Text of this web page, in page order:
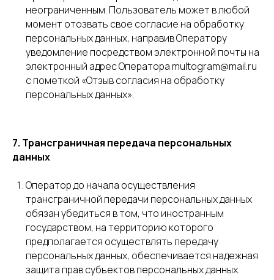
неограниченным. Пользователь может в любой
момент отозвать свое согласие на обработку
персональных данных, направив Оператору
уведомление посредством электронной почты на
электронный адрес Оператора multogram@mail.ru
с пометкой «Отзыв согласия на обработку
персональных данных».
7. Трансграничная передача персональных
данных
Оператор до начала осуществления
трансграничной передачи персональных данных
обязан убедиться в том, что иностранным
государством, на территорию которого
предполагается осуществлять передачу
персональных данных, обеспечивается надежная
защита прав субъектов персональных данных.